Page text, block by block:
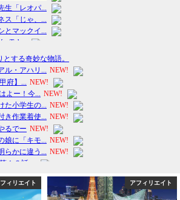
アフィリエイト 芸能・エンタメ